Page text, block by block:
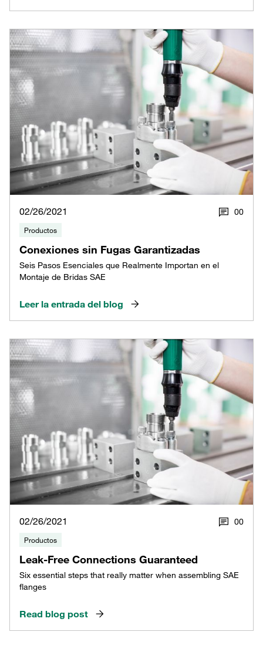
02/26/2021 00
Productos
Conexiones sin Fugas Garantizadas
Seis Pasos Esenciales que Realmente Importan en el
Montaje de Bridas SAE
Leer la entrada del blog
02/26/2021 00
Productos
Leak-Free Connections Guaranteed
Six essential steps that really matter when assembling SAE
flanges
Read blog post